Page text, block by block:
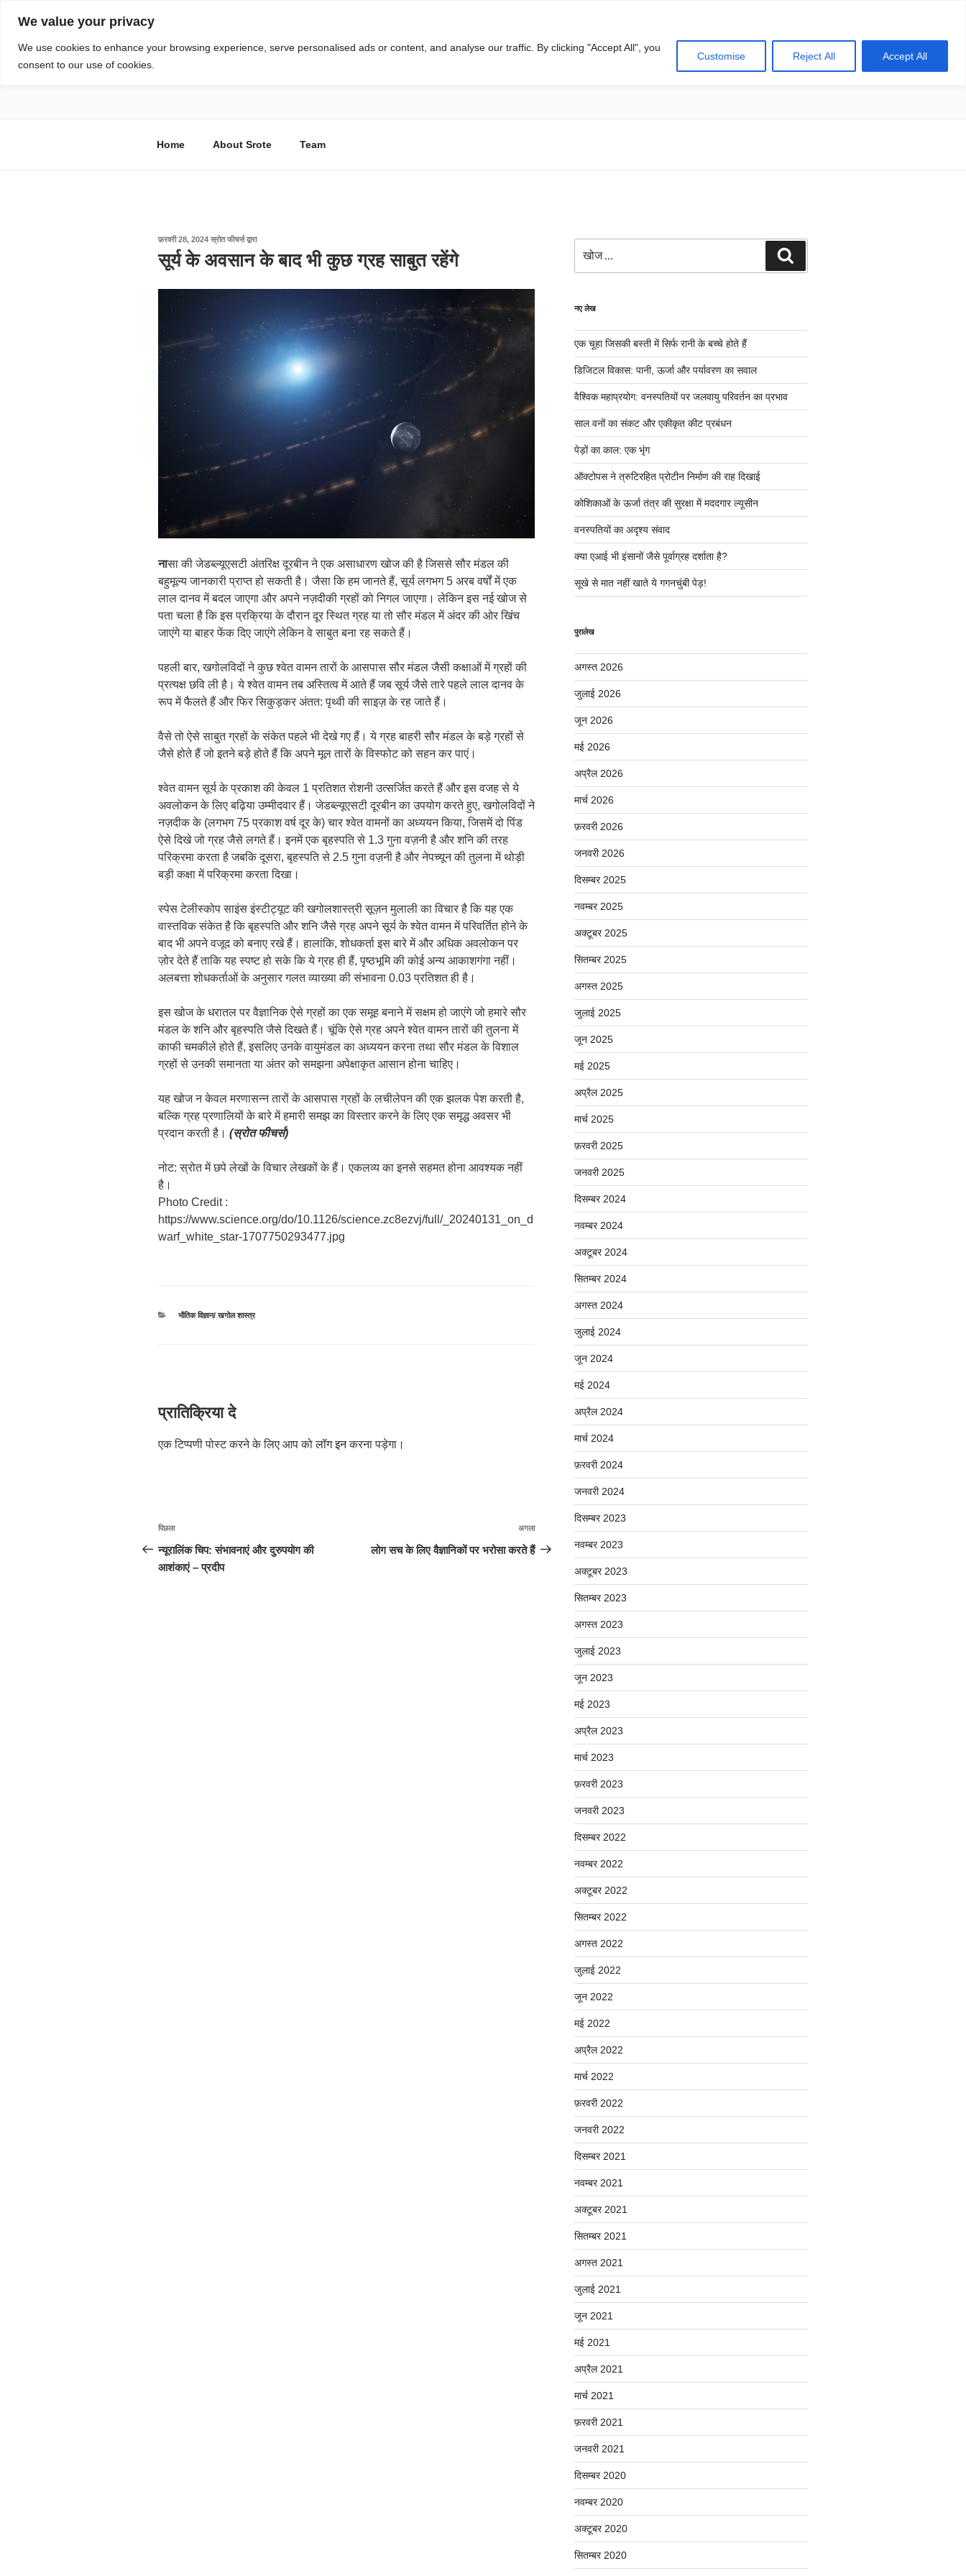
We value your privacy
We use cookies to enhance your browsing experience, serve personalised ads or content, and analyse our traffic. By clicking "Accept All", you
consent to our use of cookies.
Customise Reject All Accept All
स्रोत
Home About Srote Team
फ़रवरी 28, 2024 पर
किया
स्रोत फीचर्सद्वारा
सूर्य के अवसान के बाद भी कुछ ग्रह साबुत रहेंगे
नासा की जेडब्ल्यूएसटी अंतरिक्ष दूरबीन ने एक असाधारण खोज की है जिससे सौर मंडल की
बहुमूल्य जानकारी प्राप्त हो सकती है। जैसा कि हम जानते हैं, सूर्य लगभग 5 अरब वर्षों में एक
लाल दानव में बदल जाएगा और अपने नज़दीकी ग्रहों को निगल जाएगा। लेकिन इस नई खोज से
पता चला है कि इस प्रक्रिया के दौरान दूर स्थित ग्रह या तो सौर मंडल में अंदर की ओर खिंच
जाएंगे या बाहर फेंक दिए जाएंगे लेकिन वे साबुत बना रह सकते हैं।
पहली बार, खगोलविदों ने कुछ श्वेत वामन तारों के आसपास सौर मंडल जैसी कक्षाओं में ग्रहों की
प्रत्यक्ष छवि ली है। ये श्वेत वामन तब अस्तित्व में आते हैं जब सूर्य जैसे तारे पहले लाल दानव के
रूप में फैलते हैं और फिर सिकुड़कर अंतत: पृथ्वी की साइज़ के रह जाते हैं।
वैसे तो ऐसे साबुत ग्रहों के संकेत पहले भी देखे गए हैं। ये ग्रह बाहरी सौर मंडल के बड़े ग्रहों से
जैसे होते हैं जो इतने बड़े होते हैं कि अपने मूल तारों के विस्फोट को सहन कर पाएं।
श्वेत वामन सूर्य के प्रकाश की केवल 1 प्रतिशत रोशनी उत्सर्जित करते हैं और इस वजह से ये
अवलोकन के लिए बढ़िया उम्मीदवार हैं। जेडब्ल्यूएसटी दूरबीन का उपयोग करते हुए, खगोलविदों ने
नज़दीक के (लगभग 75 प्रकाश वर्ष दूर के) चार श्वेत वामनों का अध्ययन किया, जिसमें दो पिंड
ऐसे दिखे जो ग्रह जैसे लगते हैं। इनमें एक बृहस्पति से 1.3 गुना वज़नी है और शनि की तरह
परिक्रमा करता है जबकि दूसरा, बृहस्पति से 2.5 गुना वज़नी है और नेपच्यून की तुलना में थोड़ी
बड़ी कक्षा में परिक्रमा करता दिखा।
स्पेस टेलीस्कोप साइंस इंस्टीट्यूट की खगोलशास्त्री सूज़न मुलाली का विचार है कि यह एक
वास्तविक संकेत है कि बृहस्पति और शनि जैसे ग्रह अपने सूर्य के श्वेत वामन में परिवर्तित होने के
बाद भी अपने वजूद को बनाए रखे हैं। हालांकि, शोधकर्ता इस बारे में और अधिक अवलोकन पर
ज़ोर देते हैं ताकि यह स्पष्ट हो सके कि ये ग्रह ही हैं, पृष्ठभूमि की कोई अन्य आकाशगंगा नहीं।
अलबत्ता शोधकर्ताओं के अनुसार गलत व्याख्या की संभावना 0.03 प्रतिशत ही है।
इस खोज के धरातल पर वैज्ञानिक ऐसे ग्रहों का एक समूह बनाने में सक्षम हो जाएंगे जो हमारे सौर
मंडल के शनि और बृहस्पति जैसे दिखते हैं। चूंकि ऐसे ग्रह अपने श्वेत वामन तारों की तुलना में
काफी चमकीले होते हैं, इसलिए उनके वायुमंडल का अध्ययन करना तथा सौर मंडल के विशाल
ग्रहों से उनकी समानता या अंतर को समझना अपेक्षाकृत आसान होना चाहिए।
यह खोज न केवल मरणासन्न तारों के आसपास ग्रहों के लचीलेपन की एक झलक पेश करती है,
बल्कि ग्रह प्रणालियों के बारे में हमारी समझ का विस्तार करने के लिए एक समृद्ध अवसर भी
प्रदान करती है। (स्रोत फीचर्स)
नोट: स्रोत में छपे लेखों के विचार लेखकों के हैं। एकलव्य का इनसे सहमत होना आवश्यक नहीं
है।
Photo Credit :
https://www.science.org/do/10.1126/science.zc8ezvj/full/_20240131_on_d
warf_white_star-1707750293477.jpg
श्रेणियाँ
भौतिक विज्ञान/ खगोल शास्त्र
प्रातिक्रिया दे
एक टिप्पणी पोस्ट करने के लिए आप कोलॉग इनकरना पड़ेगा।
पोस्ट
नेविगेशन
पिछला
पोस्ट:
पिछला
न्यूरालिंक चिप: संभावनाएं और दुरुपयोग की
आशंकाएं – प्रदीप
अगली
पोस्ट
अगला
लोग सच के लिए वैज्ञानिकों पर भरोसा करते हैं
नए लेख
एक चूहा जिसकी बस्ती में सिर्फ रानी के बच्चे होते हैं
डिजिटल विकास: पानी, ऊर्जा और पर्यावरण का सवाल
वैश्विक महाप्रयोग: वनस्पतियों पर जलवायु परिवर्तन का प्रभाव
साल वनों का संकट और एकीकृत कीट प्रबंधन
पेड़ों का काल: एक भृंग
ऑक्टोपस ने त्रुटिरहित प्रोटीन निर्माण की राह दिखाई
कोशिकाओं के ऊर्जा तंत्र की सुरक्षा में मददगार ल्यूसीन
वनस्पतियों का अदृश्य संवाद
क्या एआई भी इंसानों जैसे पूर्वाग्रह दर्शाता है?
सूखे से मात नहीं खाते ये गगनचुंबी पेड़!
पुरालेख
अगस्त 2026
जुलाई 2026
जून 2026
मई 2026
अप्रैल 2026
मार्च 2026
फ़रवरी 2026
जनवरी 2026
दिसम्बर 2025
नवम्बर 2025
अक्टूबर 2025
सितम्बर 2025
अगस्त 2025
जुलाई 2025
जून 2025
मई 2025
अप्रैल 2025
मार्च 2025
फ़रवरी 2025
जनवरी 2025
दिसम्बर 2024
नवम्बर 2024
अक्टूबर 2024
सितम्बर 2024
अगस्त 2024
जुलाई 2024
जून 2024
मई 2024
अप्रैल 2024
मार्च 2024
फ़रवरी 2024
जनवरी 2024
दिसम्बर 2023
नवम्बर 2023
अक्टूबर 2023
सितम्बर 2023
अगस्त 2023
जुलाई 2023
जून 2023
मई 2023
अप्रैल 2023
मार्च 2023
फ़रवरी 2023
जनवरी 2023
दिसम्बर 2022
नवम्बर 2022
अक्टूबर 2022
सितम्बर 2022
अगस्त 2022
जुलाई 2022
जून 2022
मई 2022
अप्रैल 2022
मार्च 2022
फ़रवरी 2022
जनवरी 2022
दिसम्बर 2021
नवम्बर 2021
अक्टूबर 2021
सितम्बर 2021
अगस्त 2021
जुलाई 2021
जून 2021
मई 2021
अप्रैल 2021
मार्च 2021
फ़रवरी 2021
जनवरी 2021
दिसम्बर 2020
नवम्बर 2020
अक्टूबर 2020
सितम्बर 2020